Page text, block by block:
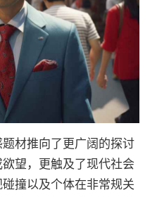
材推向了更广阔的探讨
望，更触及了现代社会
撞以及个体在非常规关